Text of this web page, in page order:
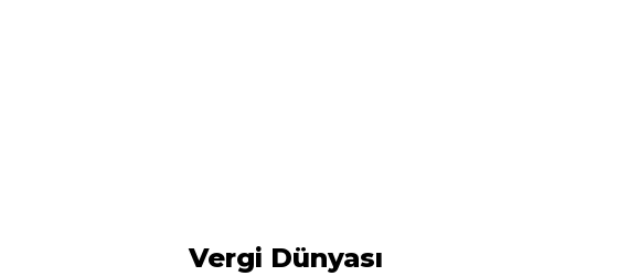
Vergi Dünyası